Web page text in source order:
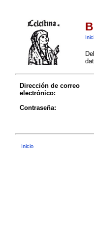
Dirección de correo
electrónico:
Contraseña:
Inicio